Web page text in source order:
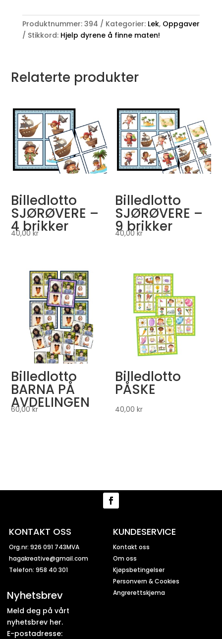
Produktnummer: 394 Kategorier: Lek, Oppgaver
Stikkord: Hjelp dyrene å finne maten!
Relaterte produkter
Billedlotto
SJØRØVERE –
4 brikker
40,00kr
Billedlotto
SJØRØVERE –
9 brikker
40,00kr
Billedlotto
BARNA PÅ
AVDELINGEN
60,00kr
Billedlotto
PÅSKE
40,00kr
KONTAKT OSS
Org.nr: 926 091 743MVA
hagakreative@gmail.com
Telefon: 958 40 301
Nyhetsbrev
Meld deg på vårt
nyhetsbrev her.
E-postadresse:
KUNDESERVICE
Kontakt oss
Om oss
Kjøpsbetingelser
Personvern & Cookies
Angrerettskjema